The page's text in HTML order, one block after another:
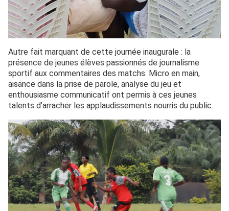
Autre fait marquant de cette journée inaugurale : la
présence de jeunes élèves passionnés de journalisme
sportif aux commentaires des matchs. Micro en main,
aisance dans la prise de parole, analyse du jeu et
enthousiasme communicatif ont permis à ces jeunes
talents d’arracher les applaudissements nourris du public.